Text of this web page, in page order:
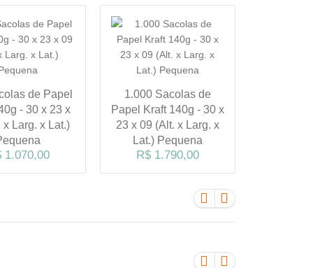
de Papel
- 30 x 23 x
x Larg. x Lat.)
1.070,00
1.000 Sacolas de
Papel Kraft 140g - 30 x
23 x 09 (Alt. x Larg. x
Lat.) Pequena
R$ 1.790,00